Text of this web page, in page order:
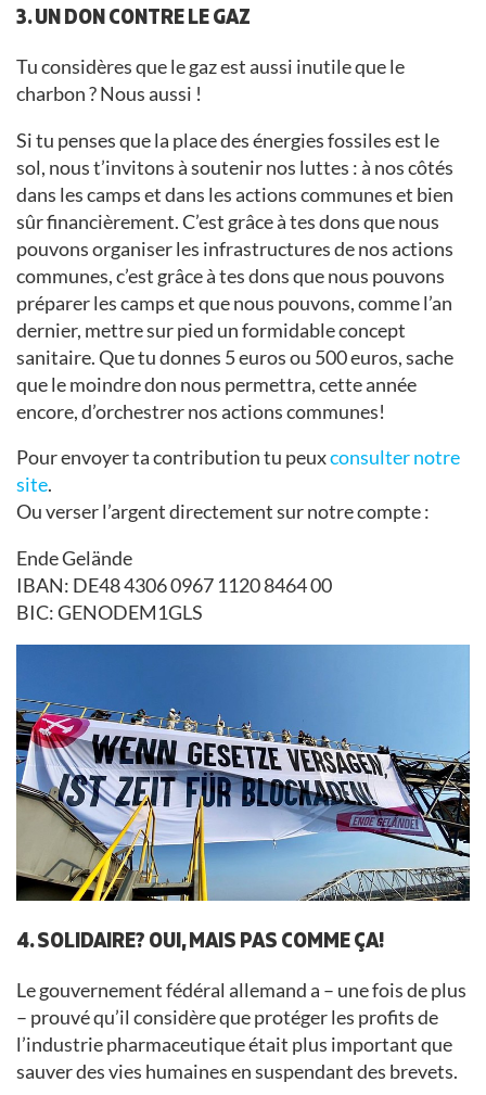
3. UN DON CONTRE LE GAZ
Tu considères que le gaz est aussi inutile que le
charbon ? Nous aussi !
Si tu penses que la place des énergies fossiles est le
sol, nous t’invitons à soutenir nos luttes : à nos côtés
dans les camps et dans les actions communes et bien
sûr financièrement. C’est grâce à tes dons que nous
pouvons organiser les infrastructures de nos actions
communes, c’est grâce à tes dons que nous pouvons
préparer les camps et que nous pouvons, comme l’an
dernier, mettre sur pied un formidable concept
sanitaire. Que tu donnes 5 euros ou 500 euros, sache
que le moindre don nous permettra, cette année
encore, d’orchestrer nos actions communes!
Pour envoyer ta contribution tu peuxconsulter notre
site.
Ou verser l’argent directement sur notre compte :
Ende Gelände
IBAN: DE48 4306 0967 1120 8464 00
BIC: GENODEM1GLS
4. SOLIDAIRE? OUI, MAIS PAS COMME ÇA!
Le gouvernement fédéral allemand a – une fois de plus
– prouvé qu’il considère que protéger les profits de
l’industrie pharmaceutique était plus important que
sauver des vies humaines en suspendant des brevets.